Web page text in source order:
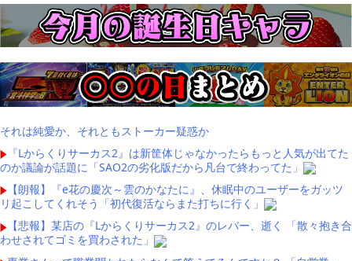
それは純愛か、それともストーカー疑惑か
『Lからくりサーカス2』は新筐体じゃなかったらもっと人気が出てた
のか議論が話題に「SAO2の劣化版だから凡台で終わってた」
【朗報】『e花の慶次～雲のかなたに』、休眠中のユーザーをガッツ
リ起こしてくれそう「初代復活ならまた打ちに行く」
【悲報】某店の『Lからくりサーカス2』のレバー、逝く 「散々抱き合
わせされてゴミを買わされた」